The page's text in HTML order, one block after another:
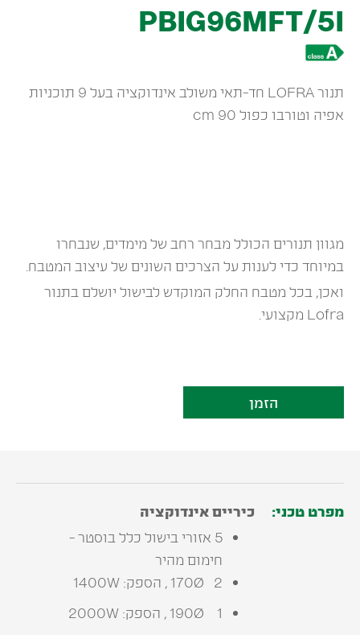
PBIG96MFT/5I
תנור LOFRA חד-תאי משולב אינדוקציה בעל 9 תוכניות
אפיה וטורבו כפול 90 cm
מגוון תנורים הכולל מבחר רחב של מימדים, שנבחרו
במיוחד כדי לענות על הצרכים השונים של עיצוב המטבח.
ואכן, בכל מטבח החלק המוקדש לבישול יושלם בתנור
Lofra מקצועי.
הזמן
מפרט טכני:
כיריים אינדוקציה
5 אזורי בישול כלל בוסטר -
חימום מהיר
2 170Ø , הספק: 1400W
1 190Ø , הספק: 2000W